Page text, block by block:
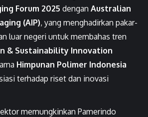
Forum 2025 dengan Australian
(AIP), yang menghadirkan pakar-
luar negeri untuk membahas tren
& Sustainability Innovation
Himpunan Polimer Indonesia
terhadap riset dan inovasi
memungkinkan Pamerindo